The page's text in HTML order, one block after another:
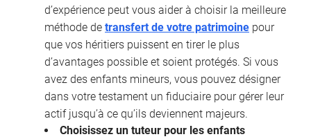
d’expérience peut vous aider à choisir la meilleure
méthode de transfert de votre patrimoine pour
que vos héritiers puissent en tirer le plus
d’avantages possible et soient protégés. Si vous
avez des enfants mineurs, vous pouvez désigner
dans votre testament un fiduciaire pour gérer leur
actif jusqu’à ce qu’ils deviennent majeurs.
Choisissez un tuteur pour les enfants